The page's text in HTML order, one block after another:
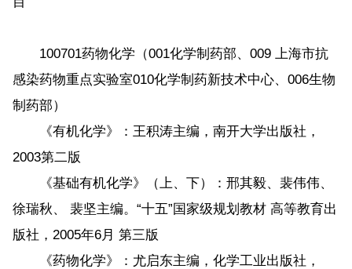
100701药物化学（001化学制药部、009 上海市抗
感染药物重点实验室010化学制药新技术中心、006生物
制药部）
《有机化学》：王积涛主编，南开大学出版社，
2003第二版
《基础有机化学》（上、下）：邢其毅、裴伟伟、
徐瑞秋、 裴坚主编。“十五”国家级规划教材 高等教育出
版社，2005年6月 第三版
《药物化学》：尤启东主编，化学工业出版社，